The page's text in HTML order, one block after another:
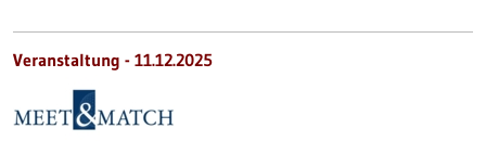
Veranstaltung - 11.12.2025